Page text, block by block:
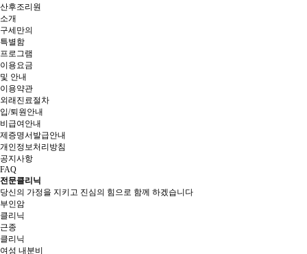
산후조리원
소개
구세만의
특별함
프로그램
이용요금
및 안내
이용약관
외래진료절차
입/퇴원안내
비급여안내
제증명서발급안내
개인정보처리방침
공지사항
FAQ
전문클리닉
당신의 가정을 지키고 진심의 힘으로 함께 하겠습니다
부인암
클리닉
근종
클리닉
여성 내분비